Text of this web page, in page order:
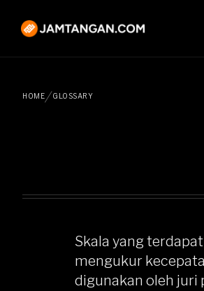
HOME GLOSSARY
Skala yang
mengukur
digunakan oleh juri